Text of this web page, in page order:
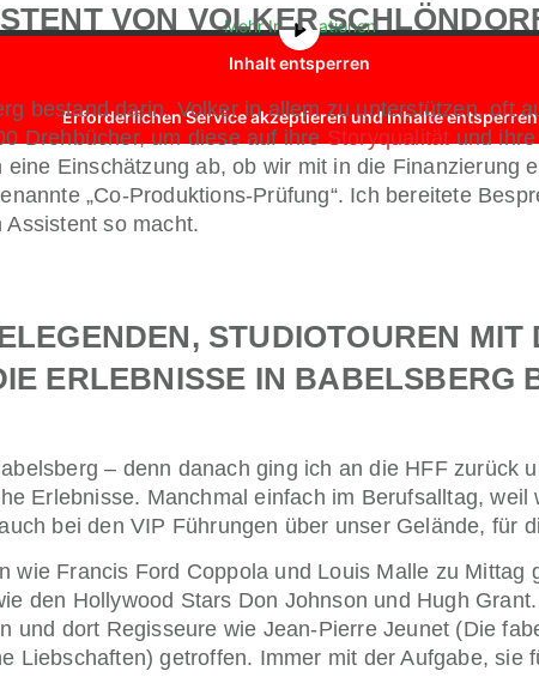
Mehr Informationen
Inhalt entsperren
Erforderlichen Service akzeptieren und Inhalte entsperren
VON VOLKER
bestand darin, Volker in allem zu unterstützen, oft
Drehbücher, um diese auf ihreStoryqualitätund ihre
Einschätzung ab, ob wir mit in die Finanzierung
„Co-Produktions-Prüfung“. Ich bereitete
so macht.
STUDIOTOUREN MIT
ERLEBNISSE IN BABELSBERG
– denn danach ging ich an die HFF zurück
Erlebnisse. Manchmal einfach im Berufsalltag, weil
bei den VIP Führungen über unser Gelände, für
wie Francis Ford Coppola und Louis Malle zu Mittag
den Hollywood Stars Don Johnson und Hugh
und dort Regisseure wie Jean-Pierre Jeunet (Die
Liebschaften) getroffen. Immer mit der Aufgabe, sie